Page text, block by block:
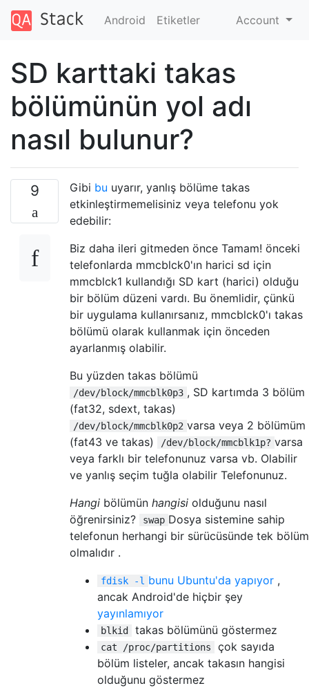
Android Etiketler Account
SD karttaki takas
bölümünün yol adı
nasıl bulunur?
9 Gibi bu uyarır, yanlış bölüme takas
etkinleştirmemelisiniz veya telefonu yok
edebilir:
Biz daha ileri gitmeden önce Tamam! önceki
telefonlarda mmcblck0'ın harici sd için
mmcblck1 kullandığı SD kart (harici) olduğu
bir bölüm düzeni vardı. Bu önemlidir, çünkü
bir uygulama kullanırsanız, mmcblck0'ı takas
bölümü olarak kullanmak için önceden
ayarlanmış olabilir.
Bu yüzden takas bölümü
/dev/block/mmcblk0p3 , SD kartımda 3 bölüm
(fat32, sdext, takas)
/dev/block/mmcblk0p2 varsa veya 2 bölümüm
(fat43 ve takas)
/dev/block/mmcblk1p? varsa
veya farklı bir telefonunuz varsa vb. Olabilir
ve yanlış seçim tuğla olabilir Telefonunuz.
Hangi bölümün hangisi olduğunu nasıl
öğrenirsiniz?
swap Dosya sistemine sahip
telefonun herhangi bir sürücüsünde tek bölüm
olmalıdır .
fdisk -l bunu Ubuntu'da yapıyor ,
ancak Android'de hiçbir şey
yayınlamıyor
blkid takas bölümünü göstermez
cat /proc/partitions
çok sayıda
bölüm listeler, ancak takasın hangisi
olduğunu göstermez